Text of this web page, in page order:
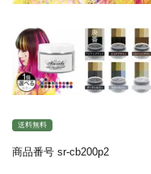
送料無料
商品番号 sr-cb200p2